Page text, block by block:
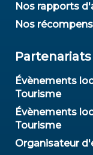
Nos rapports
Nos
Évènements
Tourisme
Évènements
Tourisme
Organisateur